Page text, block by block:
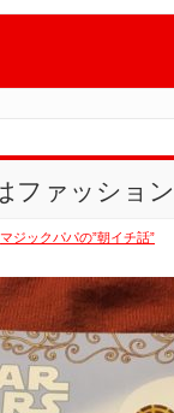
ファッション
マジックパパの”朝イチ話”